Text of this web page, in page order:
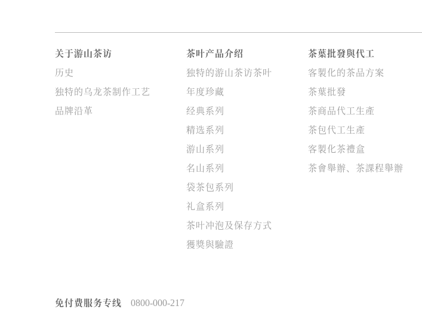
关于游山茶访
历史
独特的乌龙茶制作工艺
品牌沿革
茶叶产品介绍
独特的游山茶访茶叶
年度珍藏
经典系列
精选系列
游山系列
名山系列
袋茶包系列
礼盒系列
茶叶冲泡及保存方式
獲獎與驗證
茶葉批發與代工
客製化的茶品方案
茶葉批發
茶商品代工生產
茶包代工生產
客製化茶禮盒
茶會舉辦、茶課程舉辦
免付费服务专线 0800-000-217